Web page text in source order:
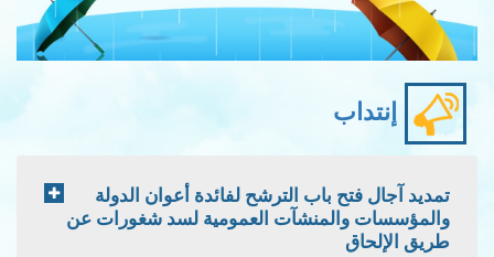
إنتداب
تمديد آجال فتح باب الترشح لفائدة أعوان الدولة
والمؤسسات والمنشآت العمومية لسد شغورات عن
طريق الإلحاق